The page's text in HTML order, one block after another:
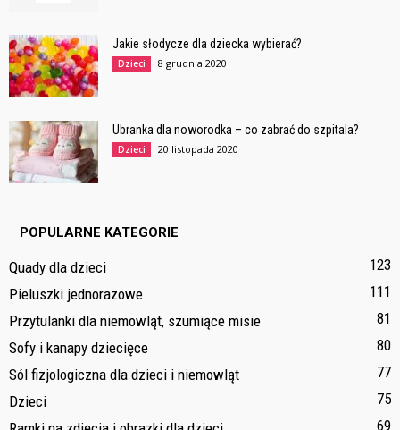
Jakie słodycze dla dziecka wybierać?
Dzieci 8 grudnia 2020
Ubranka dla noworodka – co zabrać do szpitala?
Dzieci 20 listopada 2020
POPULARNE KATEGORIE
Quady dla dzieci
123
Pieluszki jednorazowe
111
Przytulanki dla niemowląt, szumiące misie
81
Sofy i kanapy dziecięce
80
Sól fizjologiczna dla dzieci i niemowląt
77
Dzieci
75
69